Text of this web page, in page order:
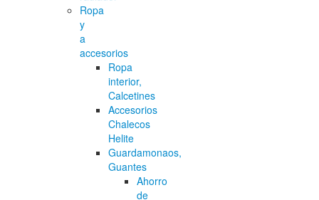
Ropa
y
a
accesorios
Ropa
interior,
Calcetines
Accesorios
Chalecos
Helite
Guardamonaos,
Guantes
Ahorro
de